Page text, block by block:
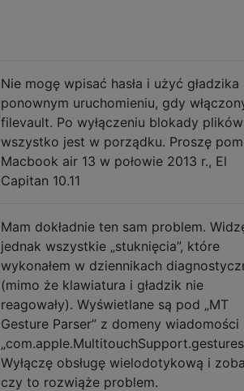
Nie mogę wpisać hasła i użyć gładzika
ponownym uruchomieniu, gdy
filevault. Po wyłączeniu blokady plików
wszystko jest w porządku. Proszę
Macbook air 13 w połowie 2013 r., El
Capitan 10.11
Mam dokładnie ten sam problem.
jednak wszystkie „stuknięcia”, które
wykonałem w dziennikach
(mimo że klawiatura i gładzik nie
reagowały). Wyświetlane są pod „MT
Gesture Parser” z domeny wiadomości
Wyłączę obsługę wielodotykową i
czy to rozwiąże problem.